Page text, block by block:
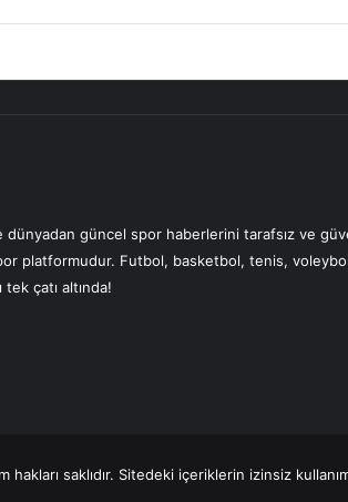
dünyadan güncel spor haberlerini tarafsız ve
platformudur. Futbol, basketbol, tenis,
çatı altında!
saklıdır. Sitedeki içeriklerin izinsiz